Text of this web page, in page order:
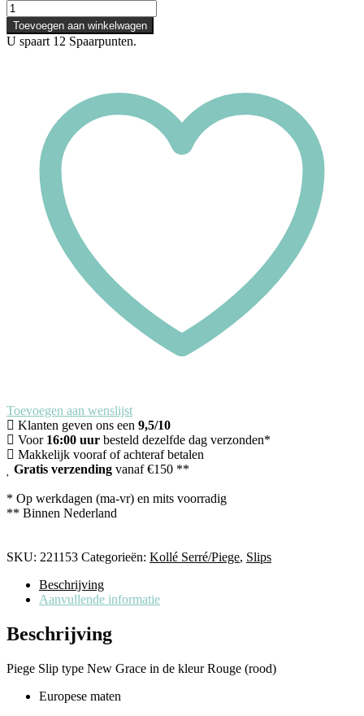
Toevoegen aan winkelwagen
U spaart 12 Spaarpunten.
Toevoegen aan wenslijst
Klanten geven ons een 9,5/10
Voor 16:00 uur besteld dezelfde dag verzonden*
Makkelijk vooraf of achteraf betalen
Gratis verzending vanaf €150 **
* Op werkdagen (ma-vr) en mits voorradig
** Binnen Nederland
SKU: 221153 Categorieën: Kollé Serré/Piege, Slips
Beschrijving
Aanvullende informatie
Beschrijving
Piege Slip type New Grace in de kleur Rouge (rood)
Europese maten